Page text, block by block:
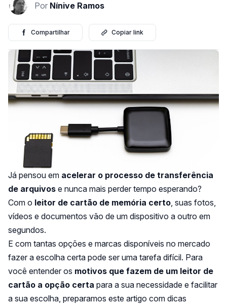
Por Nínive Ramos
Compartilhar Copiar link
Já pensou em acelerar o processo de transferência
de arquivos e nunca mais perder tempo esperando?
Com o leitor de cartão de memória certo , suas fotos,
vídeos e documentos vão de um dispositivo a outro em
segundos.
E com tantas opções e marcas disponíveis no mercado
fazer a escolha certa pode ser uma tarefa difícil. Para
você entender os motivos que fazem de um leitor de
cartão a opção certa para a sua necessidade e facilitar
a sua escolha, preparamos este artigo com dicas